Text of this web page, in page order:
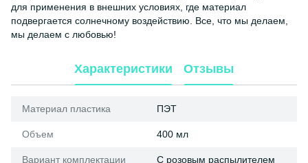
для применения в внешних условиях, где материал
подвергается солнечному воздействию. Все, что мы делаем,
мы делаем с любовью!
Характеристики Отзывы
Материал пластика ПЭТ
Объем 400 мл
Вариант комплектации С розовым распылителем